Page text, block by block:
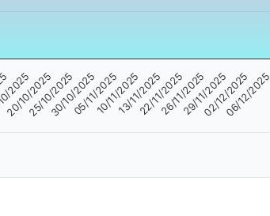
2025
20/10/2025
25/10/2025
30/10/2025
05/11/202510/11/202513/11/2025
22/11/2025
26/11/2025
29/11/2025
02/12/2025
06/12/2025